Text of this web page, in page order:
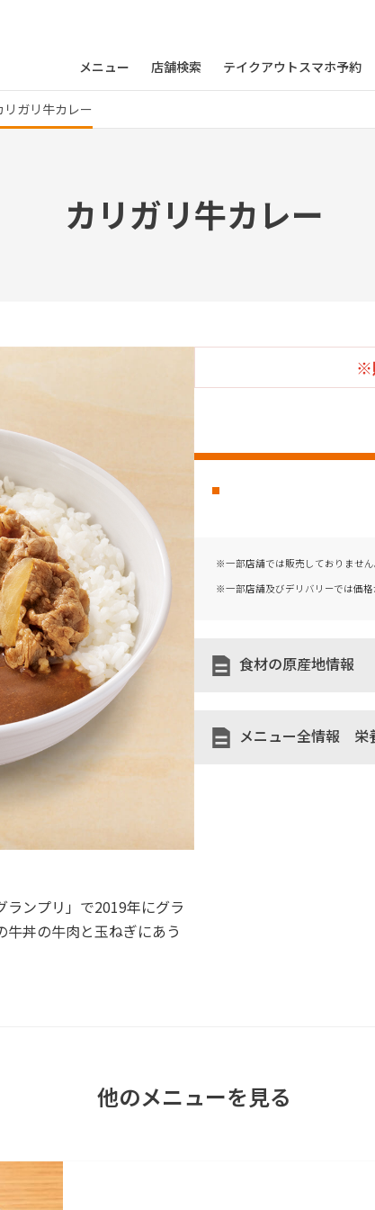
メニュー 店舗検索 テイクアウトスマホ予約
リガリ牛カレー
カリガリ牛カレー
ランプリ」で2019年にグラ
丼の牛肉と玉ねぎにあう
※
※一部店舗では販売しておりませ
※一部店舗及びデリバリーでは価格
食材の原産地情報
メニュー全情報 栄
他のメニューを見る